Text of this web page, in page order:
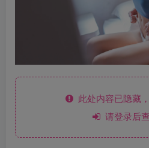
此处内容已隐藏
请登录后